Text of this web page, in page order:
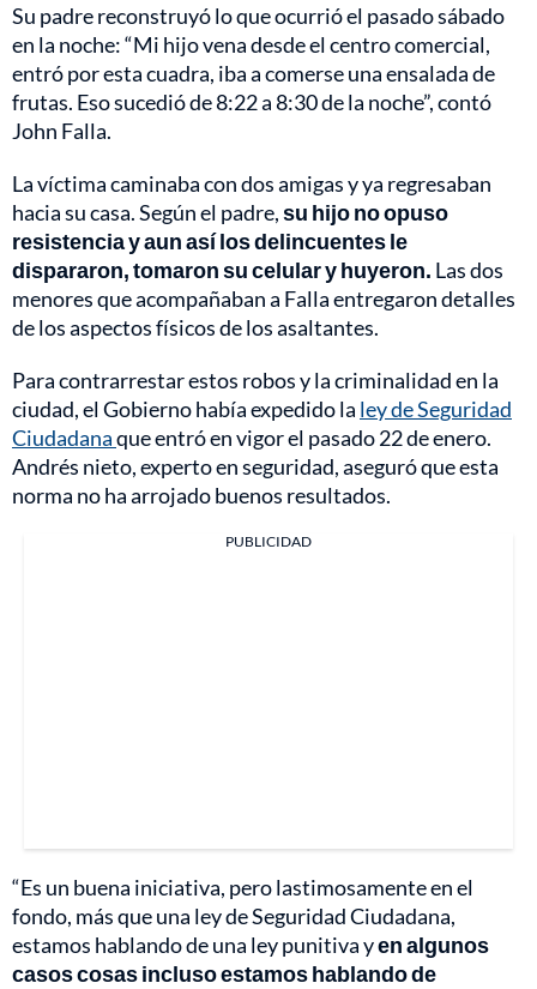
Su padre reconstruyó lo que ocurrió el pasado sábado
en la noche: “Mi hijo vena desde el centro comercial,
entró por esta cuadra, iba a comerse una ensalada de
frutas. Eso sucedió de 8:22 a 8:30 de la noche”, contó
John Falla.
La víctima caminaba con dos amigas y ya regresaban
hacia su casa. Según el padre,su hijo no opuso
resistencia y aun así los delincuentes le
dispararon, tomaron su celular y huyeron. Las dos
menores que acompañaban a Falla entregaron detalles
de los aspectos físicos de los asaltantes.
Para contrarrestar estos robos y la criminalidad en la
ciudad, el Gobierno había expedido la ley de Seguridad
Ciudadanaque entró en vigor el pasado 22 de enero.
Andrés nieto, experto en seguridad, aseguró que esta
norma no ha arrojado buenos resultados.
PUBLICIDAD
“Es un buena iniciativa, pero lastimosamente en el
fondo, más que una ley de Seguridad Ciudadana,
estamos hablando de una ley punitiva yen algunos
casos cosas incluso estamos hablando de